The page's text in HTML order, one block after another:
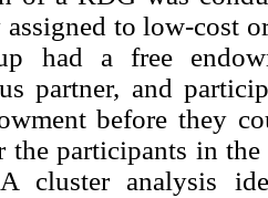
to low-cost
had a free
partner, and
before they
the participants in
cluster analysis